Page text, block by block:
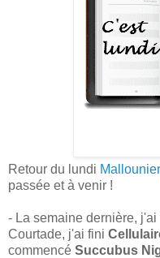
Retour du lundi
passée et à venir !
- La semaine dernière, j'ai
Courtade, j'ai fini
commencé Succubus